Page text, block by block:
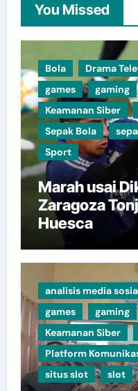
You Missed
Bola Drama
games
gaming
Keamanan Siber
Sepak Bola
Sport
Marah usai
Zaragoza
Huesca
analisis media
games
gaming
Keamanan Siber
Platform
situs slot
slot